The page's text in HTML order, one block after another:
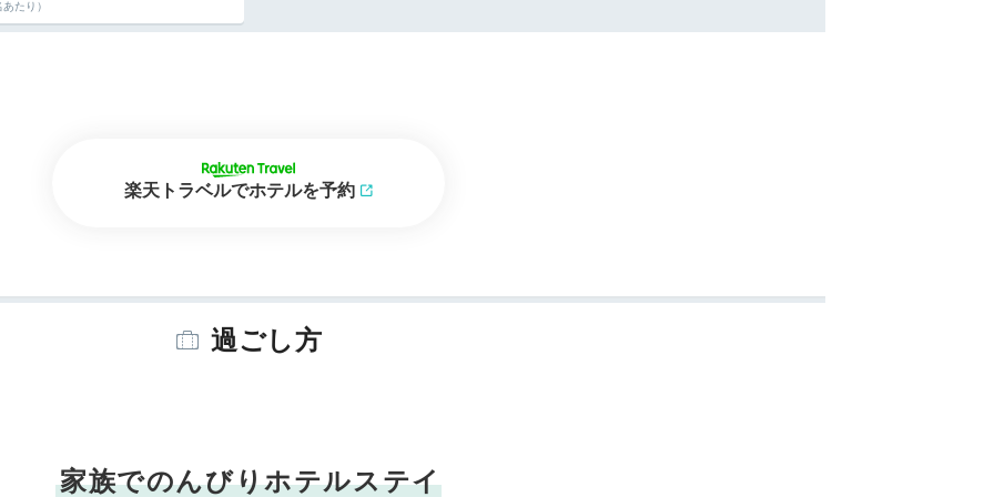
あたり）
楽天トラベルでホテルを予約
過ごし方
家族でのんびりホテルステイ